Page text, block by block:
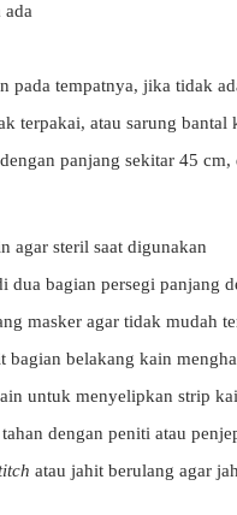
ada
pada tempatnya, jika tidak
terpakai, atau sarung bantal
panjang sekitar 45
agar steril saat digunakan
bagian persegi panjang
masker agar tidak mudah
belakang kain
untuk menyelipkan strip
dengan peniti atau
atau jahit berulang agar